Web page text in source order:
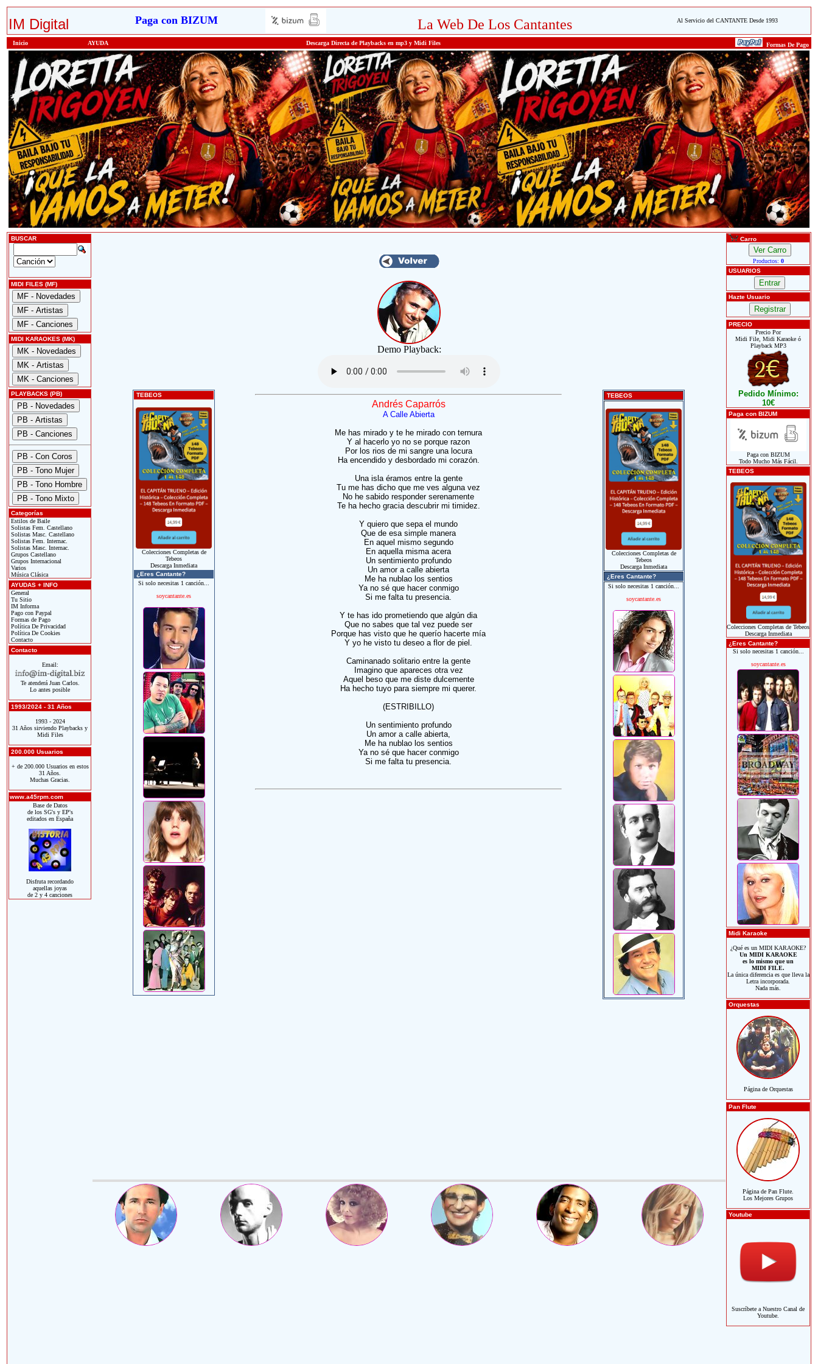
IM Digital Paga con BIZUM La Web De Los Cantantes Al Servicio del CANTANTE Desde 1993
Inicio AYUDA Descarga Directa de Playbacks en mp3 y Midi Files Formas De Pago
BUSCAR
MIDI FILES (MF)
MIDI KARAOKES (MK)
PLAYBACKS (PB)
Categorías
Estilos de Baile
Solistas Fem. Castellano
Solistas Masc. Castellano
Solistas Fem. Internac.
Solistas Masc. Internac.
Grupos Castellano
Grupos Internacional
Varios
Música Clásica
AYUDAS + INFO
General
Tu Sitio
IM Informa
Pago con Paypal
Formas de Pago
Política De Privacidad
Política De Cookies
Contacto
Contacto
Email:
Te atenderá Juan Carlos.
Lo antes posible
1993/2024 - 31 Años
1993 - 2024
31 Años sirviendo Playbacks y
Midi Files
200.000 Usuarios
+ de 200.000 Usuarios en estos
31 Años.
Muchas Gracias.
www.a45rpm.com
Base de Datos
de los SG's y EP's
editados en España
Disfruta recordando
aquellas joyas
de 2 y 4 canciones
Demo Playback:
TEBEOS
Colecciones Completas de
Tebeos
Descarga Inmediata
¿Eres Cantante?
Si solo necesitas 1 canción...
soycantante.es
Andrés Caparrós
A Calle Abierta
Me has mirado y te he mirado con ternura
Y al hacerlo yo no se porque razon
Por los rios de mi sangre una locura
Ha encendido y desbordado mi corazón.
Una isla éramos entre la gente
Tu me has dicho que me ves alguna vez
No he sabido responder serenamente
Te ha hecho gracia descubrir mi timidez.
Y quiero que sepa el mundo
Que de esa simple manera
En aquel mismo segundo
En aquella misma acera
Un sentimiento profundo
Un amor a calle abierta
Me ha nublao los sentios
Ya no sé que hacer conmigo
Si me falta tu presencia.
Y te has ido prometiendo que algún dia
Que no sabes que tal vez puede ser
Porque has visto que he querío hacerte mía
Y yo he visto tu deseo a flor de piel.
Caminanado solitario entre la gente
Imagino que apareces otra vez
Aquel beso que me diste dulcemente
Ha hecho tuyo para siempre mi querer.
(ESTRIBILLO)
Un sentimiento profundo
Un amor a calle abierta,
Me ha nublao los sentios
Ya no sé que hacer conmigo
Si me falta tu presencia.
TEBEOS
Colecciones Completas de
Tebeos
Descarga Inmediata
¿Eres Cantante?
Si solo necesitas 1 canción...
soycantante.es
Carro
Productos: 0
USUARIOS
Hazte Usuario
PRECIO
Precio Por
Midi File, Midi Karaoke ó
Playback MP3
Pedido Mínimo:
10€
Paga con BIZUM
Paga con BIZUM
Todo Mucho Más Fácil.
TEBEOS
Colecciones Completas de Tebeos
Descarga Inmediata
¿Eres Cantante?
Si solo necesitas 1 canción...
soycantante.es
Midi Karaoke
¿Qué es un MIDI KARAOKE?
Un MIDI KARAOKE
es lo mismo que un
MIDI FILE.
La única diferencia es que lleva la
Letra incorporada.
Nada más.
Orquestas
Página de Orquestas
Pan Flute
Página de Pan Flute.
Los Mejores Grupos
Youtube
Suscríbete a Nuestro Canal de
Youtube.